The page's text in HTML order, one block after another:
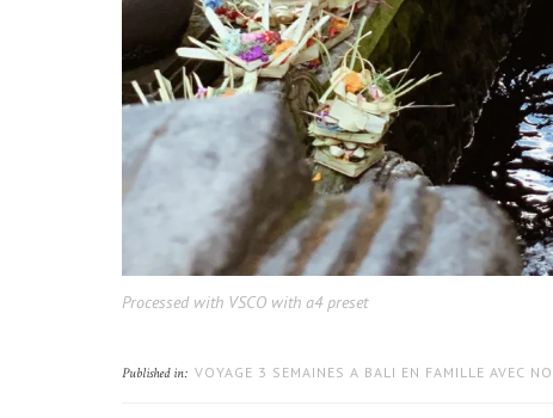
Processed with VSCO with a4 preset
Published in: VOYAGE 3 SEMAINES A BALI EN FAMILLE AVEC